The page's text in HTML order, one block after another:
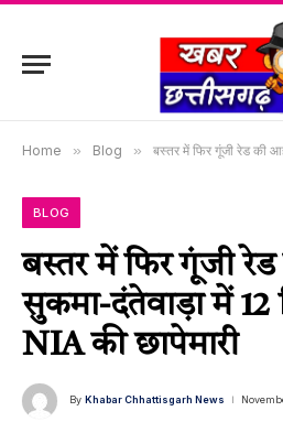
Home » Blog » बस्तर में फिर गूंजी रेड की आहट!
BLOG
बस्तर में फिर गूंजी
सुकमा-दंतेवाड़ा में 12
NIA की छापेमारी
By Khabar Chhattisgarh News